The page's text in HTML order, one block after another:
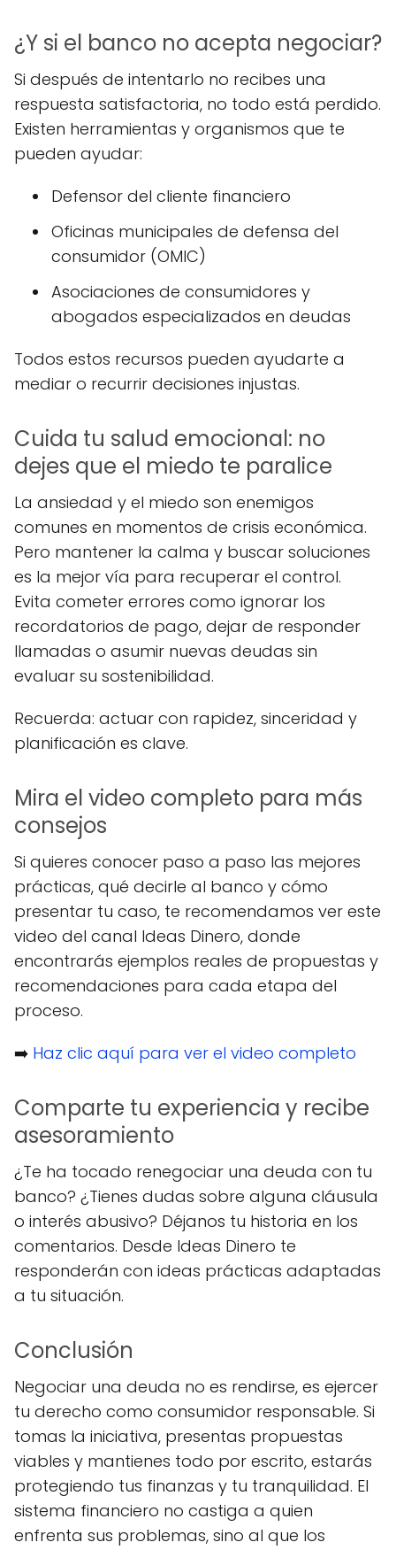
¿Y si el banco no acepta negociar?
Si después de intentarlo no recibes una
respuesta satisfactoria, no todo está perdido.
Existen herramientas y organismos que te
pueden ayudar:
Defensor del cliente financiero
Oficinas municipales de defensa del
consumidor (OMIC)
Asociaciones de consumidores y
abogados especializados en deudas
Todos estos recursos pueden ayudarte a
mediar o recurrir decisiones injustas.
Cuida tu salud emocional: no
dejes que el miedo te paralice
La ansiedad y el miedo son enemigos
comunes en momentos de crisis económica.
Pero mantener la calma y buscar soluciones
es la mejor vía para recuperar el control.
Evita cometer errores como ignorar los
recordatorios de pago, dejar de responder
llamadas o asumir nuevas deudas sin
evaluar su sostenibilidad.
Recuerda: actuar con rapidez, sinceridad y
planificación es clave.
Mira el video completo para más
consejos
Si quieres conocer paso a paso las mejores
prácticas, qué decirle al banco y cómo
presentar tu caso, te recomendamos ver este
video del canal Ideas Dinero, donde
encontrarás ejemplos reales de propuestas y
recomendaciones para cada etapa del
proceso.
➡️ Haz clic aquí para ver el video completo
Comparte tu experiencia y recibe
asesoramiento
¿Te ha tocado renegociar una deuda con tu
banco? ¿Tienes dudas sobre alguna cláusula
o interés abusivo? Déjanos tu historia en los
comentarios. Desde Ideas Dinero te
responderán con ideas prácticas adaptadas
a tu situación.
Conclusión
Negociar una deuda no es rendirse, es ejercer
tu derecho como consumidor responsable. Si
tomas la iniciativa, presentas propuestas
viables y mantienes todo por escrito, estarás
protegiendo tus finanzas y tu tranquilidad. El
sistema financiero no castiga a quien
enfrenta sus problemas, sino al que los